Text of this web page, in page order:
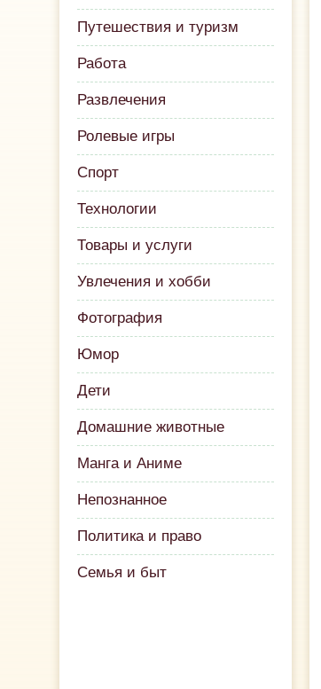
Путешествия и туризм
Работа
Развлечения
Ролевые игры
Спорт
Технологии
Товары и услуги
Увлечения и хобби
Фотография
Юмор
Дети
Домашние животные
Манга и Аниме
Непознанное
Политика и право
Семья и быт